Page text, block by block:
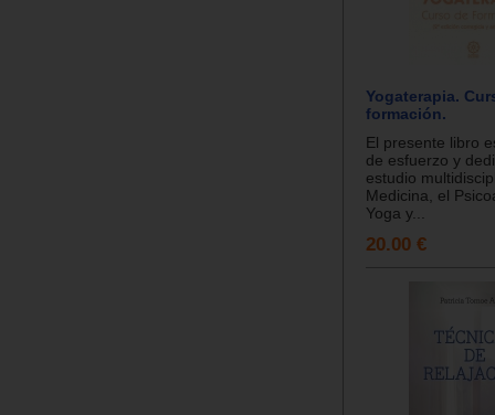
Yogaterapia.
formación.
El presente libro
de esfuerzo y
estudio
Medicina, el
Yoga y...
20.00 €